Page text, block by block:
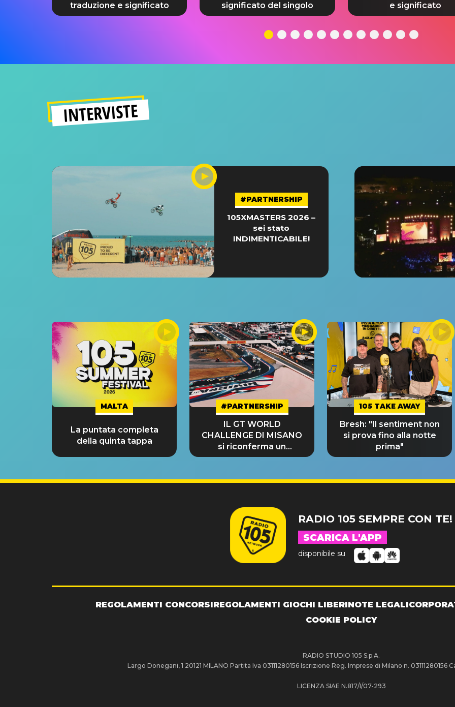
traduzione e significato
significato del singolo
e significato
INTERVISTE
#PARTNERSHIP
105XMASTERS 2026 –
sei stato
INDIMENTICABILE!
MALTA
La puntata completa
della quinta tappa
#PARTNERSHIP
IL GT WORLD
CHALLENGE DI MISANO
si riconferma un
GRANDE SUCCESSO!
105 TAKE AWAY
Bresh: "Il sentiment non
si prova fino alla notte
prima"
RADIO 105 SEMPRE CON TE!
SCARICA L'APP
disponibile su
REGOLAMENTI CONCORSIREGOLAMENTI GIOCHI LIBERINOTE LEGALI
COOKIE POLICY
RADIO STUDIO 105 S.p.A.
Largo Donegani, 1 20121 MILANO Partita Iva 03111280156 Iscrizione Reg. Imprese di Milano n.
LICENZA SIAE N.817/I/07-293